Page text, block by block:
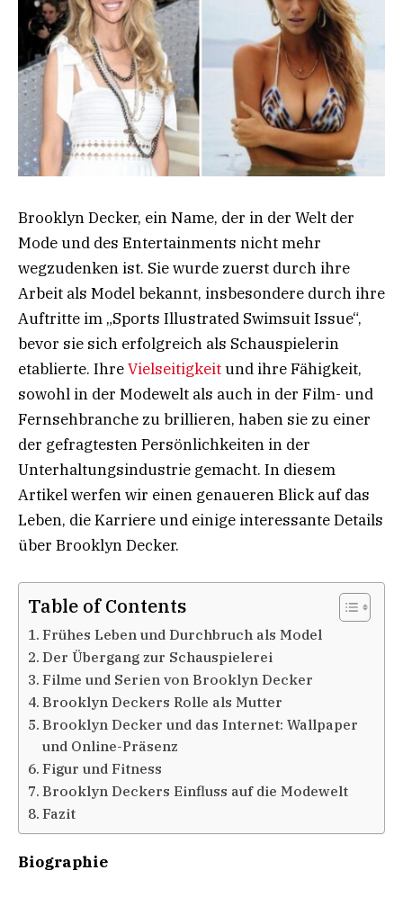
Brooklyn Decker, ein Name, der in der Welt der
Mode und des Entertainments nicht mehr
wegzudenken ist. Sie wurde zuerst durch ihre
Arbeit als Model bekannt, insbesondere durch ihre
Auftritte im „Sports Illustrated Swimsuit Issue“,
bevor sie sich erfolgreich als Schauspielerin
etablierte. IhreVielseitigkeitund ihre Fähigkeit,
sowohl in der Modewelt als auch in der Film- und
Fernsehbranche zu brillieren, haben sie zu einer
der gefragtesten Persönlichkeiten in der
Unterhaltungsindustrie gemacht. In diesem
Artikel werfen wir einen genaueren Blick auf das
Leben, die Karriere und einige interessante Details
über Brooklyn Decker.
Table of Contents
Frühes Leben und Durchbruch als Model
Der Übergang zur Schauspielerei
Filme und Serien von Brooklyn Decker
Brooklyn Deckers Rolle als Mutter
Brooklyn Decker und das Internet: Wallpaper
und Online-Präsenz
Figur und Fitness
Brooklyn Deckers Einfluss auf die Modewelt
Fazit
Biographie